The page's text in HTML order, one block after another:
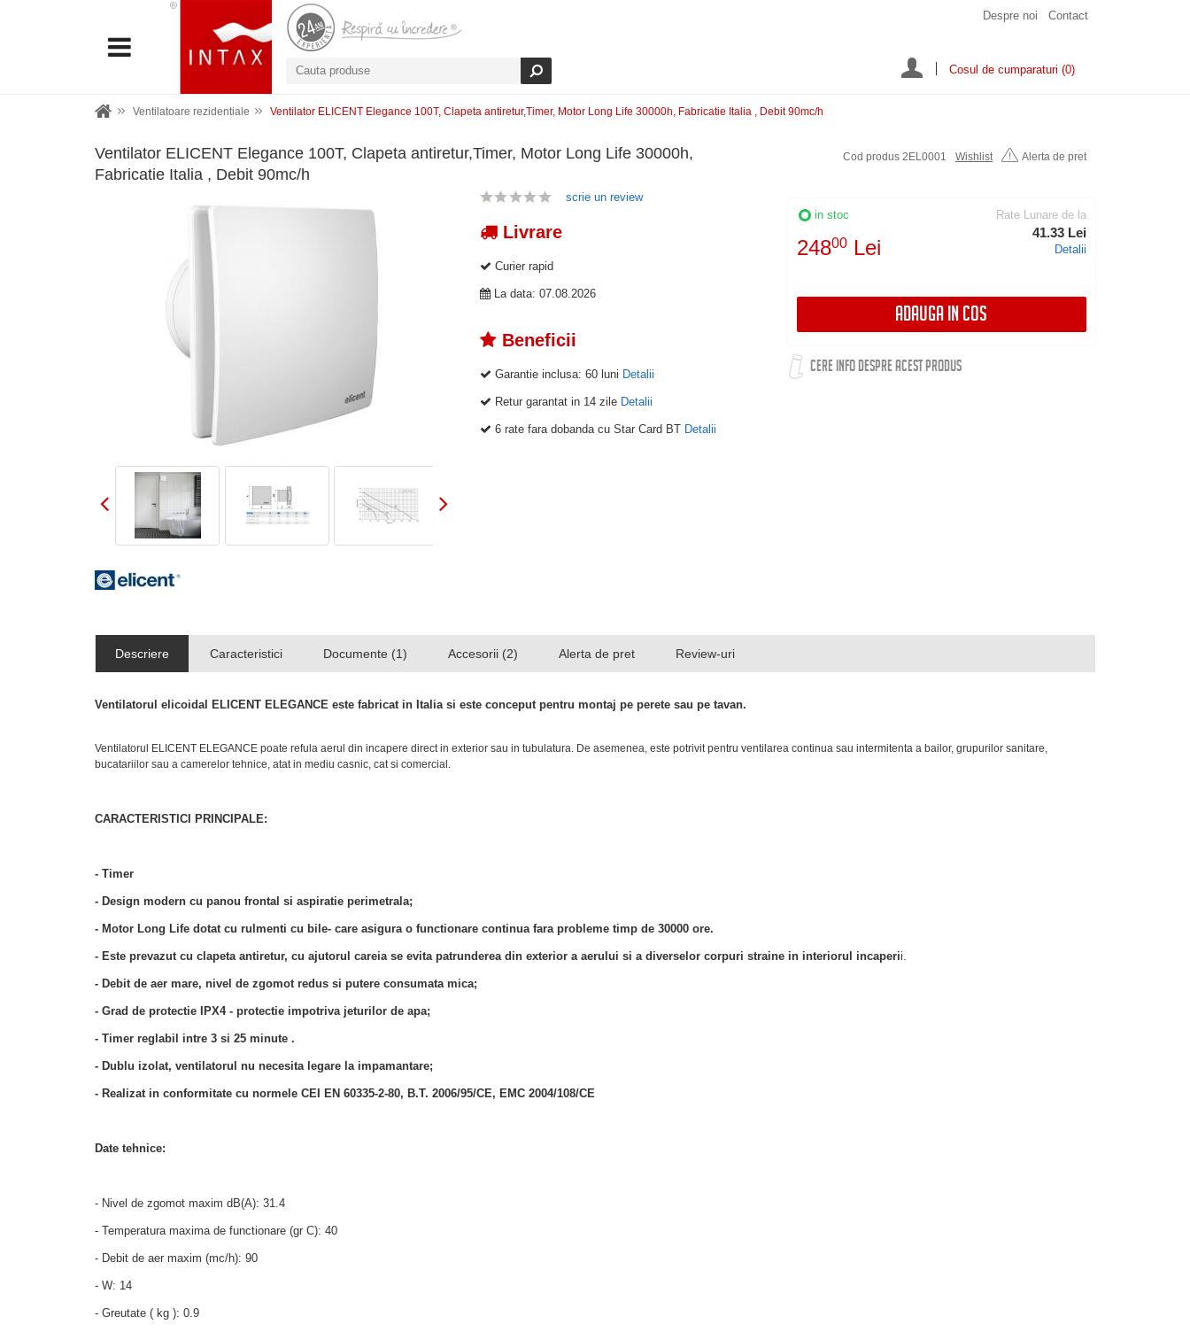
Despre noi Contact
Cosul de cumparaturi (0)
Ventilatoare rezidentiale Ventilator ELICENT Elegance 100T, Clapeta antiretur,Timer, Motor Long Life 30000h, Fabricatie Italia , Debit 90mc/h
Ventilator ELICENT Elegance 100T, Clapeta antiretur,Timer, Motor Long Life 30000h,
Fabricatie Italia , Debit 90mc/h
Cod produs 2EL0001 Wishlist Alerta de pret
in stoc
24800Lei
Rate Lunare de la
41.33 Lei
Detalii
ADAUGA IN COS
CERE INFO DESPRE ACEST PRODUS
scrie un review
Livrare
Curier rapid
La data: 07.08.2026
Beneficii
Garantie inclusa: 60 luni Detalii
Retur garantat in 14 zile Detalii
6 rate fara dobanda cu Star Card BT Detalii
Descriere Caracteristici Documente (1) Accesorii (2) Alerta de pret Review-uri
Ventilatorul elicoidal ELICENT ELEGANCE este fabricat in Italia si este conceput pentru montaj pe perete sau pe tavan.
Ventilatorul ELICENT ELEGANCE poate refula aerul din incapere direct in exterior sau in tubulatura. De asemenea, este potrivit pentru ventilarea continua sau intermitenta a bailor, grupurilor sanitare,
bucatariilor sau a camerelor tehnice, atat in mediu casnic, cat si comercial.
CARACTERISTICI PRINCIPALE:
- Timer
- Design modern cu panou frontal si aspiratie perimetrala;
- Motor Long Life dotat cu rulmenti cu bile- care asigura o functionare continua fara probleme timp de 30000 ore.
- Este prevazut cu clapeta antiretur, cu ajutorul careia se evita patrunderea din exterior a aerului si a diverselor corpuri straine in interiorul incaperii.
- Debit de aer mare, nivel de zgomot redus si putere consumata mica;
- Grad de protectie IPX4 - protectie impotriva jeturilor de apa;
- Timer reglabil intre 3 si 25 minute .
- Dublu izolat, ventilatorul nu necesita legare la impamantare;
- Realizat in conformitate cu normele CEI EN 60335-2-80, B.T. 2006/95/CE, EMC 2004/108/CE
Date tehnice:
- Nivel de zgomot maxim dB(A): 31.4
- Temperatura maxima de functionare (gr C): 40
- Debit de aer maxim (mc/h): 90
- W: 14
- Greutate ( kg ): 0.9